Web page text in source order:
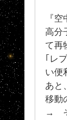
『
高分
て再
｢レ
い便
あと、
移動
→